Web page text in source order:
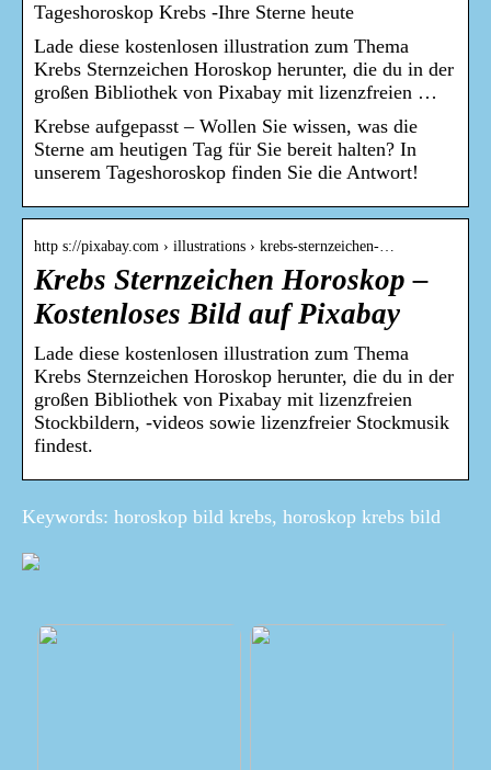
Tageshoroskop Krebs -Ihre Sterne heute
Lade diese kostenlosen illustration zum Thema
Krebs Sternzeichen Horoskop herunter, die du in der
großen Bibliothek von Pixabay mit lizenzfreien …
Krebse aufgepasst – Wollen Sie wissen, was die
Sterne am heutigen Tag für Sie bereit halten? In
unserem Tageshoroskop finden Sie die Antwort!
http s://pixabay.com › illustrations › krebs-sternzeichen-…
Krebs Sternzeichen Horoskop –
Kostenloses Bild auf Pixabay
Lade diese kostenlosen illustration zum Thema
Krebs Sternzeichen Horoskop herunter, die du in der
großen Bibliothek von Pixabay mit lizenzfreien
Stockbildern, -videos sowie lizenzfreier Stockmusik
findest.
Keywords: horoskop bild krebs, horoskop krebs bild